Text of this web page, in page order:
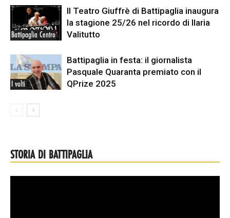
Battipaglia Centro
Il Teatro Giuffrè di Battipaglia inaugura
la stagione 25/26 nel ricordo di Ilaria
Valitutto
I volti
Battipaglia in festa: il giornalista
Pasquale Quaranta premiato con il
QPrize 2025
STORIA DI BATTIPAGLIA